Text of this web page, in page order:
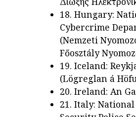
18. Hungary:
Cybercrime
(Nemzeti
Főosztály
19. Iceland:
(Lögreglan á
20. Ireland: An
21. Italy: